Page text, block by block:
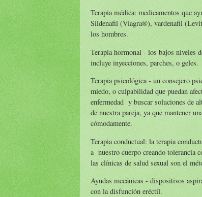
Terapia médica: medicamentos que
Sildenafil (Viagra®), vardenafil
los hombres.
Terapia hormonal - los bajos niveles
incluye inyecciones, parches, o geles.
Terapia psicológica - un consejero
miedo, o culpabilidad que puedan
enfermedad y buscar soluciones de
de nuestra pareja, ya que mantener
cómodamente.
Terapia conductual: la terapia
a nuestro cuerpo creando tolerancia
las clínicas de salud sexual son el
Ayudas mecánicas - dispositivos
con la disfunción eréctil.